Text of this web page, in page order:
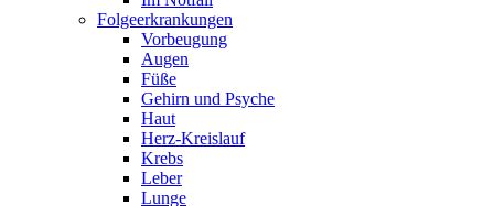
Folgeerkrankungen
Vorbeugung
Augen
Füße
Gehirn und Psyche
Haut
Herz-Kreislauf
Krebs
Leber
Lunge